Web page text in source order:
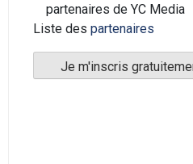
partenaires de YC Media
Liste des partenaires